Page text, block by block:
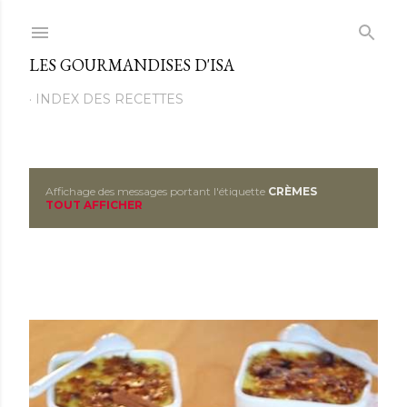
LES GOURMANDISES D'ISA
INDEX DES RECETTES
M
s
g
Affichage des messages portant l'étiquette CRÈMES
TOUT AFFICHER